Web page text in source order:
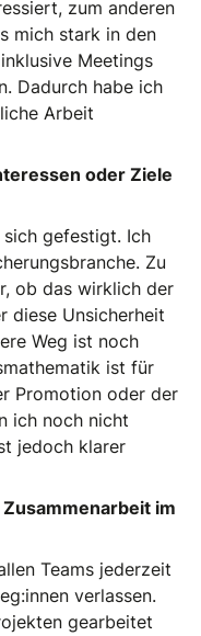
zum anderen
mich stark in den
Meetings
Dadurch habe ich
Arbeit
oder Ziele
sich gefestigt. Ich
Zu
ob das wirklich der
diese Unsicherheit
Weg ist noch
ist für
Promotion oder der
ich noch nicht
jedoch klarer
im
Teams jederzeit
verlassen.
gearbeitet